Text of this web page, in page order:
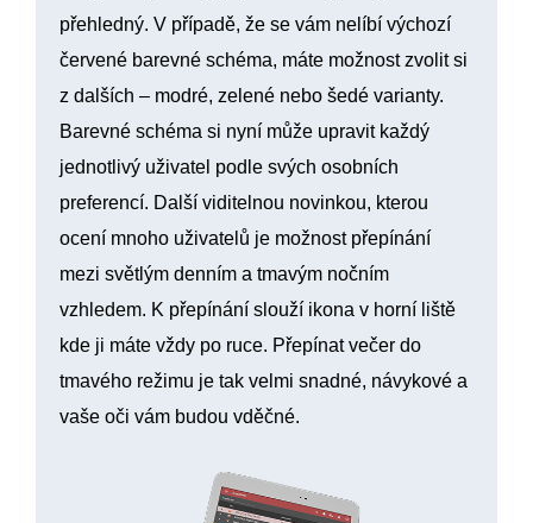
přehledný. V případě, že se vám nelíbí výchozí
červené barevné schéma, máte možnost zvolit si
z dalších – modré, zelené nebo šedé varianty.
Barevné schéma si nyní může upravit každý
jednotlivý uživatel podle svých osobních
preferencí. Další viditelnou novinkou, kterou
ocení mnoho uživatelů je možnost přepínání
mezi světlým denním a tmavým nočním
vzhledem. K přepínání slouží ikona v horní liště
kde ji máte vždy po ruce. Přepínat večer do
tmavého režimu je tak velmi snadné, návykové a
vaše oči vám budou vděčné.